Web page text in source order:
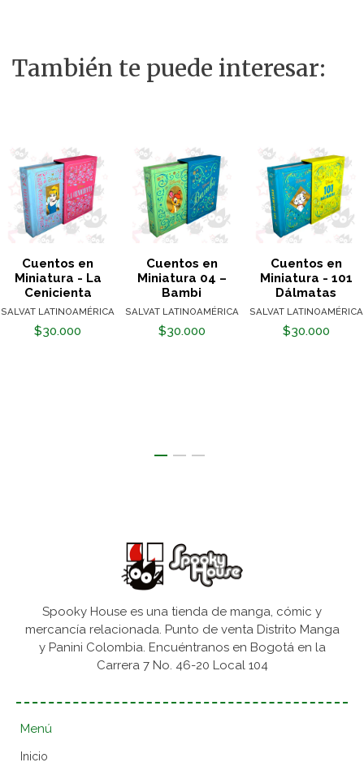
También te puede interesar:
Cuentos en
Miniatura - La
Cenicienta
SALVAT LATINOAMÉRICA
$30.000
Cuentos en
Miniatura 04 –
Bambi
SALVAT LATINOAMÉRICA
$30.000
Cuentos en
Miniatura - 101
Dálmatas
SALVAT LATINOAMÉRICA
$30.000
Spooky House es una tienda de manga, cómic y
mercancía relacionada. Punto de venta Distrito Manga
y Panini Colombia. Encuéntranos en Bogotá en la
Carrera 7 No. 46-20 Local 104
Menú
Inicio